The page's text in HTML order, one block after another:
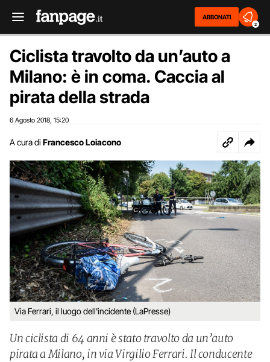
ABBONATI
2
Ciclista travolto da un’auto a
Milano: è in coma. Caccia al
pirata della strada
6 Agosto 2018 15:20
A cura di Francesco Loiacono
Via Ferrari, il luogo dell'incidente (LaPresse)
Un ciclista di 64 anni è stato travolto da un’auto
pirata a Milano, in via Virgilio Ferrari. Il conducente